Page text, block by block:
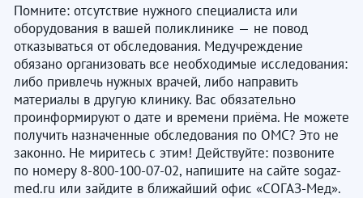
Помните: отсутствие нужного специалиста или
оборудования в вашей поликлинике — не повод
отказываться от обследования. Медучреждение
обязано организовать все необходимые исследования:
либо привлечь нужных врачей, либо направить
материалы в другую клинику. Вас обязательно
проинформируют о дате и времени приёма. Не можете
получить назначенные обследования по ОМС? Это не
законно. Не миритесь с этим! Действуйте: позвоните
по номеру 8-800-100-07-02, напишите на сайте sogaz-
med.ru или зайдите в ближайший офис «СОГАЗ-Мед».